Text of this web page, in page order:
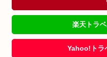
楽天トラ
Yahoo!トラ